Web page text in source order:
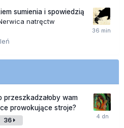
sumienia i spowiedzią
natręctw
wam
prowokujące stroje?
36